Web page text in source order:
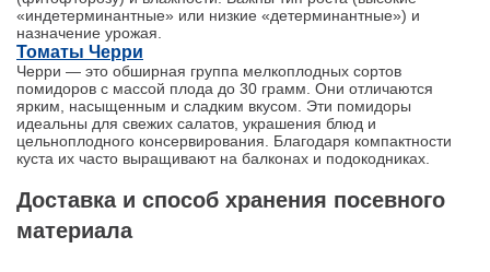
«индетерминантные» или низкие «детерминантные») и
назначение урожая.
Томаты Черри
Черри — это обширная группа мелкоплодных сортов
помидоров с массой плода до 30 грамм. Они отличаются
ярким, насыщенным и сладким вкусом. Эти помидоры
идеальны для свежих салатов, украшения блюд и
цельноплодного консервирования. Благодаря компактности
куста их часто выращивают на балконах и подокодниках.
Доставка и способ хранения посевного
материала